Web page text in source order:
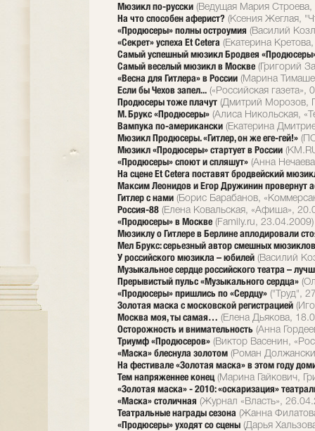
Мюзикл по-русски (Ведущая Мария
На что способен аферист? (Ксения Жеглая,
«Продюсеры» полны остроумия (Василий
«Секрет» успеха Et Cetera (Екатерина
Самый успешный мюзикл Бродвея
Самый веселый мюзикл в Москве (Григорий
«Весна для Гитлера» в России (Марина
Если бы Чехов запел... («Российская газета»,
Продюсеры тоже плачут (Дмитрий Морозов,
М. Брукс «Продюсеры» (Алиса Никольская,
Вампука по-американски (Екатерина
Мюзикл Продюсеры. «Гитлер, он же еге-гей!»
Мюзикл «Продюсеры» стартует в России
«Продюсеры» споют и спляшут» (Анна
На сцене Et Cetera поставят бродвейский
Максим Леонидов и Егор Дружинин провернут
Гитлер с нами (Борис Барабанов,
Россия-88 (Елена Ковальская, «Афиша»,
«Продюсеры» в Москве (Family.ru, 23.04.2009)
Мюзиклу о Гитлере в Берлине аплодировали
Мел Брукс: серьезный автор смешных мюзиклов
У российского мюзикла – юбилей (Василий
Музыкальное сердце российского театра –
Прерывистый пульс «Музыкального сердца»
«Продюсеры» пришлись по «Сердцу» ("Труд",
Золотая маска с московской регистрацией
Москва моя, ты самая… (Елена Дьякова,
Осторожность и внимательность (Анна
Триумф «Продюсеров» (Виктор Васенин,
«Маска» блеснула золотом (Роман
На фестивале «Золотая маска» в этом году
Тем напряженнее конец(Марина Гайкович,
«Золотая маска» - 2010: «оскаризация»
«Маска» столичная (Журнал «Власть»,
Театральные награды сезона (Жанна
«Продюсеры» уходят со сцены (Дарья